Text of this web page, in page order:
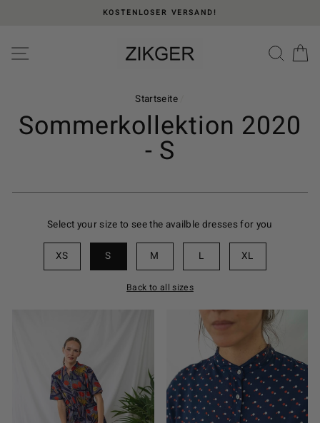
note:
accessibility
KOSTENLOSER VERSAND!
SEITENNAVIGATION
Startseite
Sommerkollektion 2020
- S
Select your size to see the availble dresses for you
L
M
S XL
XS
Back to all sizes